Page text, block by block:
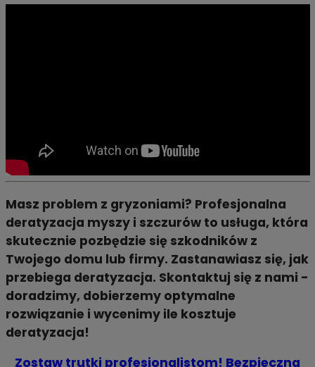
Masz problem z gryzoniami? Profesjonalna
deratyzacja myszy i szczurów to usługa, która
skutecznie pozbędzie się szkodników z
Twojego domu lub firmy. Zastanawiasz się, jak
przebiega deratyzacja. Skontaktuj się z nami -
doradzimy, dobierzemy optymalne
rozwiązanie i wycenimy ile kosztuje
deratyzacja!
Zostaw trutki profesjonalistom! Bezpieczna